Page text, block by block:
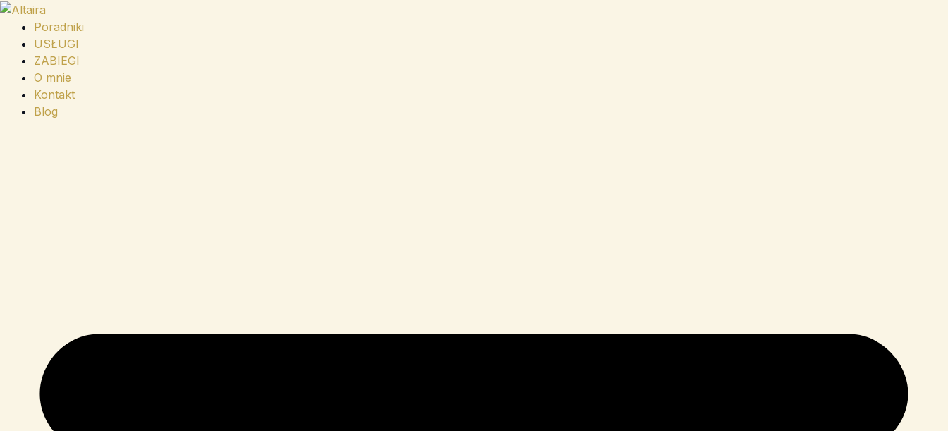
Przejdź
treści
Poradniki
USŁUGI
ZABIEGI
O mnie
Kontakt
Blog